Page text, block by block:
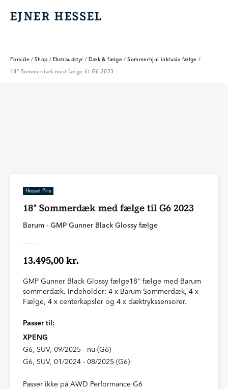
EJNER HESSEL
EJNER HESSEL
Forside / Shop / Ekstraudstyr / Dæk & fælge / Sommerhjul inklusiv fælge /
18" Sommerdæk med fælge til G6 2023
Hessel Pris
18" Sommerdæk med fælge til G6 2023
Barum - GMP Gunner Black Glossy fælge
13.495,00 kr.
GMP Gunner Black Glossy fælge18" fælge med Barum
sommerdæk. Indeholder: 4 x Barum Sommerdæk, 4 x
Fælge, 4 x centerkapsler og 4 x dæktrykssensorer.
Passer til:
XPENG
G6, SUV, 09/2025 - nu (G6)
G6, SUV, 01/2024 - 08/2025 (G6)
Passer ikke på AWD Performance G6